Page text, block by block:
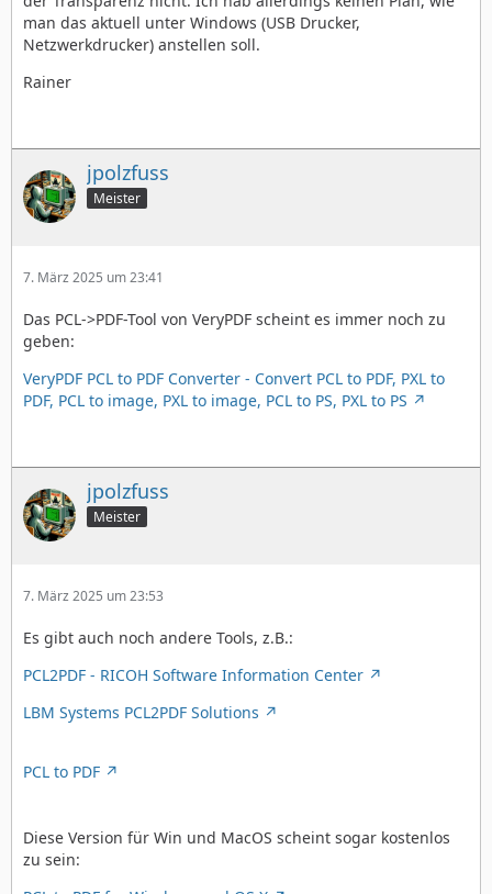
man das aktuell unter Windows (USB Drucker,
Netzwerkdrucker) anstellen soll.
Rainer
jpolzfuss
Meister
7. März 2025 um 23:41
Das PCL->PDF-Tool von VeryPDF scheint es immer noch zu
geben:
VeryPDF PCL to PDF Converter - Convert PCL to PDF, PXL to
PDF, PCL to image, PXL to image, PCL to PS, PXL to PS
jpolzfuss
Meister
7. März 2025 um 23:53
Es gibt auch noch andere Tools, z.B.:
PCL2PDF - RICOH Software Information Center
LBM Systems PCL2PDF Solutions
PCL to PDF
Diese Version für Win und MacOS scheint sogar kostenlos
zu sein: